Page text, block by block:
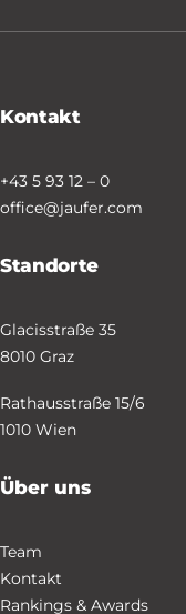
Kontakt
+43 5 93 12 – 0
office@jaufer.com
Standorte
Glacisstraße 35
8010 Graz
Rathausstraße 15/6
1010 Wien
Über uns
Team
Kontakt
Rankings & Awards